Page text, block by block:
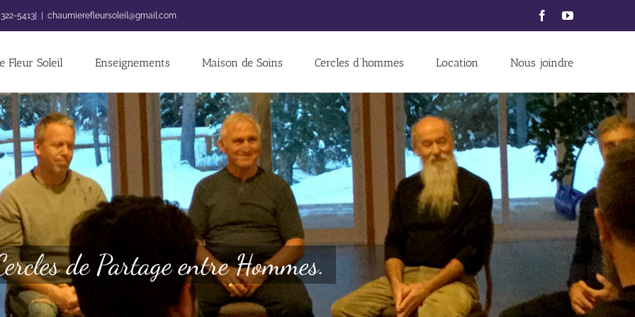
5413| chaumierefleursoleil@gmail.com FacebookYouTube
Fleur Soleil Enseignements Maison de Soins Cercles d’hommes Location Nous joindre
de Partage entre Hommes.